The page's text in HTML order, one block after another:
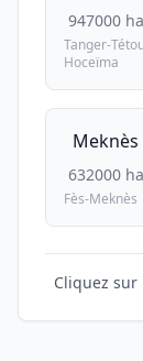
947000
Tanger-
Hoceïma
Meknès
632000
Fès-Meknès
Cliquez